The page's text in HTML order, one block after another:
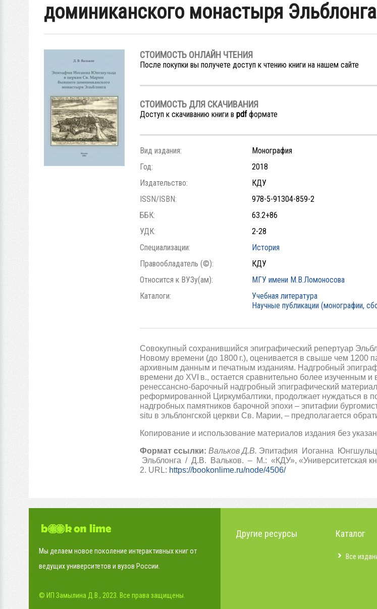
доминиканского монастыря Эльблонга
СТОИМОСТЬ ОНЛАЙН ЧТЕНИЯ
После покупки вы получете доступ к чтению книги на нашем сайте
СТОИМОСТЬ ДЛЯ СКАЧИВАНИЯ
Доступ к скачиванию книги в pdfформате
Вид издания:
Монография
Год:
2018
Издательство:
КДУ
ISSN/ISBN:
978-5-91304-859-2
ББК:
63.2+86
УДК:
2-28
Специализации:
История
Правообладатель (©):
КДУ
Относится к ВУЗу(ам):
МГУ имени М.В.Ломоносова
Каталоги:
Учебная литература
Научные публикации (монографии,
Совокупный сохранившийся эпиграфический репертуар
Новому времени (до 1800 г.), оценивается в свыше чем 1200
архивным данным и печатным изданиям. Надгробный
времени до XVI в., остается сравнительно более изученным
ренессансно-барочный надгробный эпиграфический
реформированной Циркумбалтики, продолжает нуждаться в
надгробных памятников барочной эпохи – эпитафии
situ в эльблонгской церкви Св. Марии, – предполагается
Копирование и использование материалов издания без
Формат ссылки: Вальков Д.В. Эпитафия Иоганна
Эльблонга / Д.В. Вальков. – М.: «КДУ», «Университетская
2. URL: https://bookonlime.ru/node/4506/
Мы делаем новое поколение интерактивных книг от
ведущих университетов и вузов России.
© ИП Замылина Д.В., 2023. Все права защищены.
Другие ресурсы Каталог
Все